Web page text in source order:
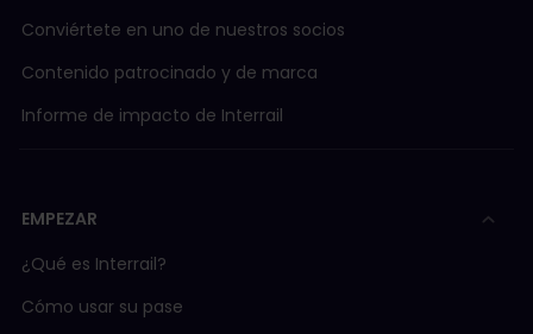
Conviértete en uno de nuestros socios
Contenido patrocinado y de marca
Informe de impacto de Interrail
EMPEZAR
¿Qué es Interrail?
Cómo usar su pase